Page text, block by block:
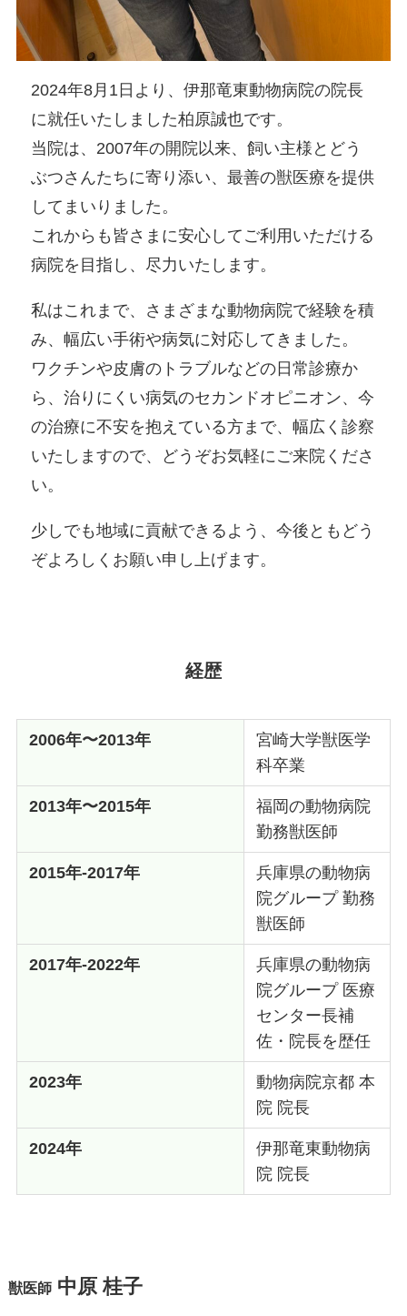
2024年8月1日より、伊那竜東動物病院の院長
に就任いたしました柏原誠也です。
当院は、2007年の開院以来、飼い主様とどう
ぶつさんたちに寄り添い、最善の獣医療を提供
してまいりました。
これからも皆さまに安心してご利用いただける
病院を目指し、尽力いたします。
私はこれまで、さまざまな動物病院で経験を積
み、幅広い手術や病気に対応してきました。
ワクチンや皮膚のトラブルなどの日常診療か
ら、治りにくい病気のセカンドオピニオン、今
の治療に不安を抱えている方まで、幅広く診察
いたしますので、どうぞお気軽にご来院くださ
い。
少しでも地域に貢献できるよう、今後ともどう
ぞよろしくお願い申し上げます。
経歴
2006年〜2013年
宮崎大学獣医学
科卒業
2013年〜2015年
福岡の動物病院
勤務獣医師
2015年-2017年
兵庫県の動物病
院グループ 勤務
獣医師
2017年-2022年
兵庫県の動物病
院グループ 医療
センター長補
佐・院長を歴任
2023年
動物病院京都 本
院 院長
2024年
伊那竜東動物病
院 院長
獣医師中原 桂子